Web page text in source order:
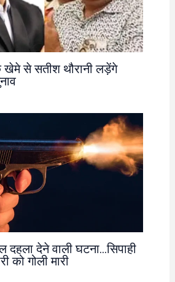
खेमे से सतीश थौरानी लड़ेंगे
देने वाली घटना…सिपाही
को गोली मारी